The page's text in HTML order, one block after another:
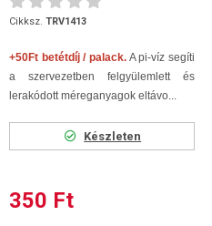
Cikksz. TRV1413
+50Ft betétdíj / palack. A pi-víz segíti
a szervezetben felgyülemlett és
lerakódott méreganyagok eltávo...
Készleten
350 Ft